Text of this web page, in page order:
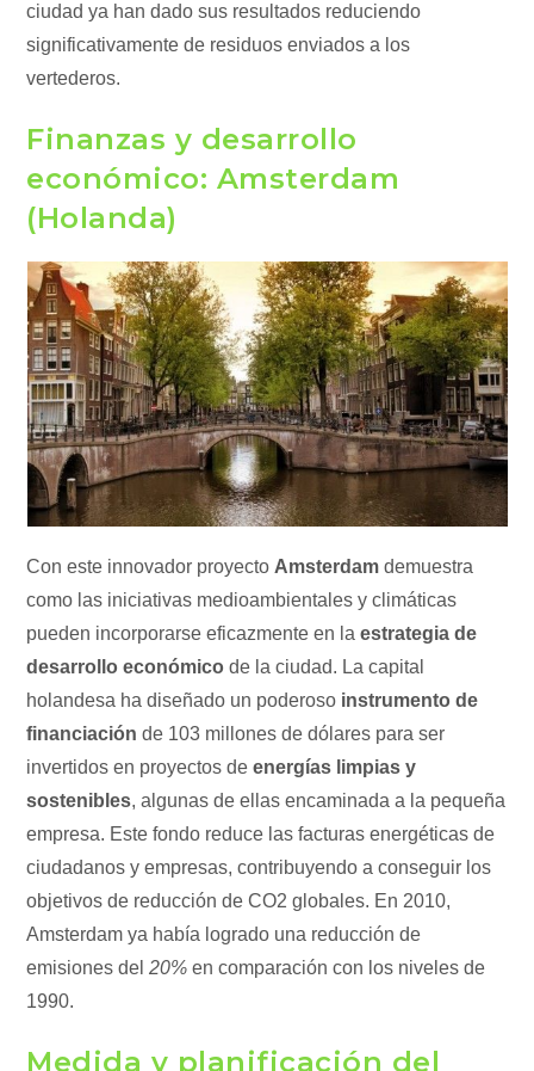
ciudad ya han dado sus resultados reduciendo
significativamente de residuos enviados a los
vertederos.
Finanzas y desarrollo
económico: Amsterdam
(Holanda)
Con este innovador proyecto Amsterdam demuestra
como las iniciativas medioambientales y climáticas
pueden incorporarse eficazmente en laestrategia de
desarrollo económico de la ciudad. La capital
holandesa ha diseñado un poderoso instrumento de
financiación de 103 millones de dólares para ser
invertidos en proyectos deenergías limpias y
sostenibles, algunas de ellas encaminada a la pequeña
empresa. Este fondo reduce las facturas energéticas de
ciudadanos y empresas, contribuyendo a conseguir los
objetivos de reducción de CO2 globales. En 2010,
Amsterdam ya había logrado una reducción de
emisiones del20% en comparación con los niveles de
1990.
Medida y planificación del